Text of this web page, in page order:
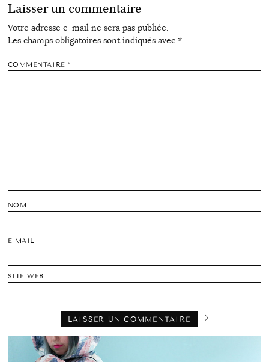
Laisser un commentaire
Votre adresse e-mail ne sera pas publiée.
Les champs obligatoires sont indiqués avec *
COMMENTAIRE*
NOM
E-MAIL
SITE WEB